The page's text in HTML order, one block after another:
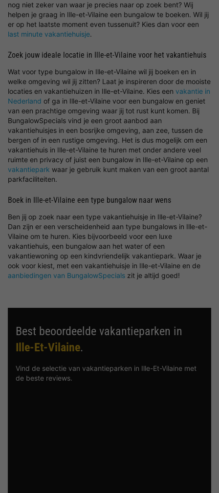
nog niet zeker van waar je precies naar op zoek bent? Wij
helpen je graag in Ille-et-Vilaine een bungalow te boeken. Wil jij
er op het laatste moment even tussenuit? Kies dan voor een
last minute vakantiehuisje.
Zoek jouw ideale locatie in Ille-et-Vilaine voor het vakantiehuis
Wat voor type bungalow in Ille-et-Vilaine wil jij boeken en in
welke omgeving wil jij zitten? Laat je inspireren door de mooiste
locaties en vakantiehuizen in Ille-et-Vilaine. Kies een vakantie in
Nederland of ga in Ille-et-Vilaine voor een bungalow en geniet
van een prachtige omgeving waar jij tot rust kunt komen. Bij
BungalowSpecials vind je een groot aanbod aan
vakantiehuisjes in een bosrijke omgeving, aan zee, tussen de
bergen of in een rustige omgeving. Het is dus mogelijk om een
vakantiehuis in Ille-et-Vilaine te huren met onder andere veel
ruimte en privacy of juist een bungalow in Ille-et-Vilaine op een
vakantiepark waar je gebruik kunt maken van een groot aantal
parkfaciliteiten.
Boek in Ille-et-Vilaine een type bungalow naar wens
Ben jij op zoek naar een type vakantiehuisje in Ille-et-Vilaine?
Dan zijn er een verscheidenheid aan type bungalows in Ille-et-
Vilaine om te huren. Kies bijvoorbeeld voor een luxe
vakantiehuis, een bungalow aan het water of een
vakantiewoning op een kindvriendelijk vakantiepark. Waar je
ook voor kiest, met een vakantiehuisje in Ille-et-Vilaine en de
aanbiedingen van BungalowSpecials zit je altijd goed!
Best beoordeelde vakantieparken in
Ille-Et-Vilaine.
Vind de selectie van vakantieparken in Ille-Et-Vilaine met
de beste reviews.